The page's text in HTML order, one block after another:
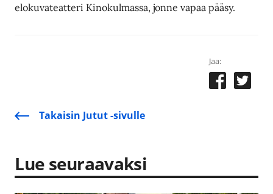
elokuvateatteri Kinokulmassa, jonne vapaa pääsy.
Jaa:
Takaisin Jutut -sivulle
Lue seuraavaksi